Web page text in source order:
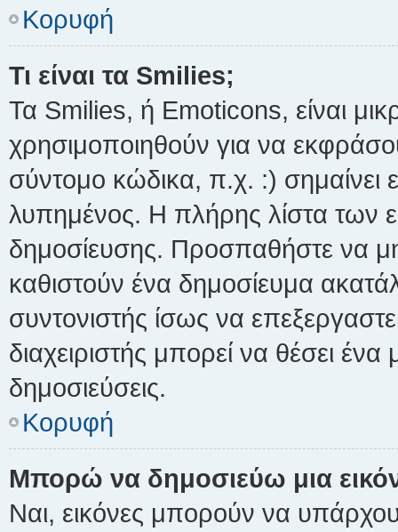
Κορυφή
Τι είναι τα Smilies;
Τα Smilies, ή Emoticons, είναι
χρησιμοποιηθούν για να
σύντομο κώδικα, π.χ. :) σημαίνει
λυπημένος. Η πλήρης λίστα των
δημοσίευσης. Προσπαθήστε να
καθιστούν ένα δημοσίευμα
συντονιστής ίσως να
διαχειριστής μπορεί να θέσει
δημοσιεύσεις.
Κορυφή
Μπορώ να δημοσιεύω μια
Ναι, εικόνες μπορούν να